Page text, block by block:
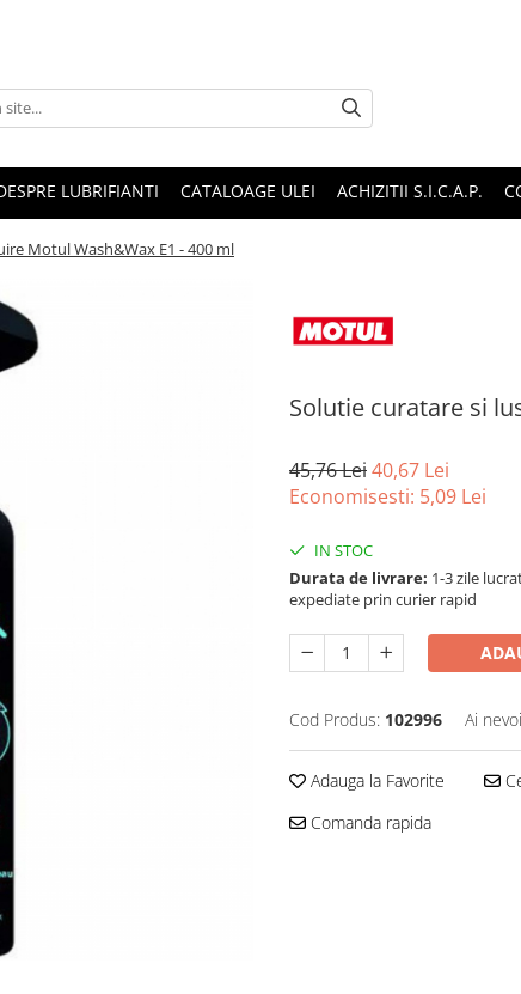
LUBRIFIANTI CATALOAGE ULEI ACHIZITII S.I.C.A.P.
Motul Wash&Wax E1 - 400 ml
Solutie curatare si
45,76 Lei40,67 Lei
Economisesti: 5,09 Lei
IN STOC
Durata de livrare: 1-3 zile
expediate prin curier rapid
Cod Produs: 102996 Ai
Adauga la Favorite
Comanda rapida